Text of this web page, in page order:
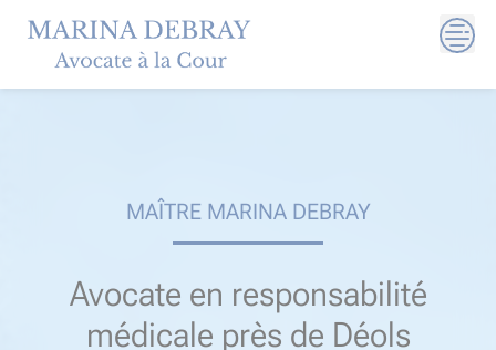
content
MAÎTRE MARINA DEBRAY
Avocate en responsabilité
médicale près de Déols​